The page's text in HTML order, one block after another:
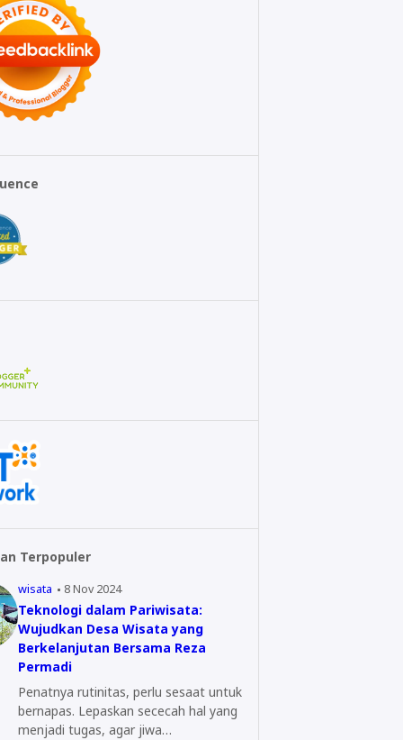
Terpopuler
wisata 8 Nov 2024
Teknologi dalam Pariwisata:
Wujudkan Desa Wisata yang
Berkelanjutan Bersama Reza
Permadi
Penatnya rutinitas, perlu sesaat untuk
bernapas. Lepaskan sececah hal yang
menjadi tugas, agar jiwa…